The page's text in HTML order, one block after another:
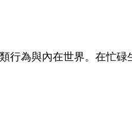
行為與內在世界。在忙